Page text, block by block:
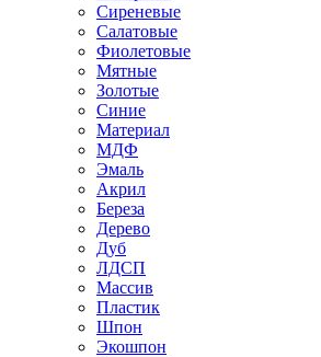
Сиреневые
Салатовые
Фиолетовые
Мятные
Золотые
Синие
Материал
МДФ
Эмаль
Акрил
Береза
Дерево
Дуб
ЛДСП
Массив
Пластик
Шпон
Экошпон